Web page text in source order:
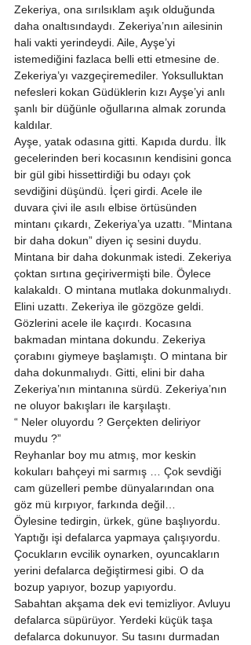
Zekeriya, ona sırılsıklam aşık olduğunda
daha onaltısındaydı. Zekeriya’nın ailesinin
hali vakti yerindeydi. Aile, Ayşe’yi
istemediğini fazlaca belli etti etmesine de.
Zekeriya’yı vazgeçiremediler. Yoksulluktan
nefesleri kokan Güdüklerin kızı Ayşe’yi anlı
şanlı bir düğünle oğullarına almak zorunda
kaldılar.
Ayşe, yatak odasına gitti. Kapıda durdu. İlk
gecelerinden beri kocasının kendisini gonca
bir gül gibi hissettirdiği bu odayı çok
sevdiğini düşündü. İçeri girdi. Acele ile
duvara çivi ile asılı elbise örtüsünden
mintanı çıkardı, Zekeriya’ya uzattı. “Mintana
bir daha dokun” diyen iç sesini duydu.
Mintana bir daha dokunmak istedi. Zekeriya
çoktan sırtına geçirivermişti bile. Öylece
kalakaldı. O mintana mutlaka dokunmalıydı.
Elini uzattı. Zekeriya ile gözgöze geldi.
Gözlerini acele ile kaçırdı. Kocasına
bakmadan mintana dokundu. Zekeriya
çorabını giymeye başlamıştı. O mintana bir
daha dokunmalıydı. Gitti, elini bir daha
Zekeriya’nın mintanına sürdü. Zekeriya’nın
ne oluyor bakışları ile karşılaştı.
“ Neler oluyordu ? Gerçekten deliriyor
muydu ?”
Reyhanlar boy mu atmış, mor keskin
kokuları bahçeyi mi sarmış … Çok sevdiği
cam güzelleri pembe dünyalarından ona
göz mü kırpıyor, farkında değil…
Öylesine tedirgin, ürkek, güne başlıyordu.
Yaptığı işi defalarca yapmaya çalışıyordu.
Çocukların evcilik oynarken, oyuncakların
yerini defalarca değiştirmesi gibi. O da
bozup yapıyor, bozup yapıyordu.
Sabahtan akşama dek evi temizliyor. Avluyu
defalarca süpürüyor. Yerdeki küçük taşa
defalarca dokunuyor. Su tasını durmadan